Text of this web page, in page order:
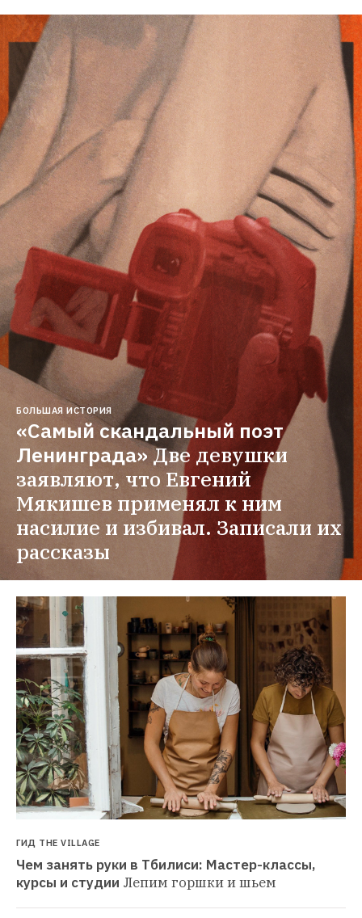
БОЛЬШАЯ ИСТОРИЯ
«Самый скандальный поэт
Ленинграда»Две девушки
заявляют, что Евгений
Мякишев применял к ним
насилие и избивал. Записали их
рассказы
ГИД THE VILLAGE
Чем занять руки в Тбилиси: Мастер-классы,
курсы и студии Лепим горшки и шьем